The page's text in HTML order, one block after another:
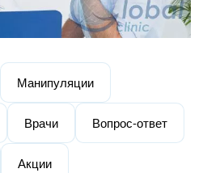
Манипуляции
Врачи Вопрос-ответ
Акции